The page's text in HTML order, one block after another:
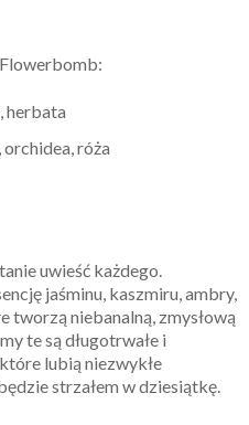
herbata
róża
uwieść każdego.
jaśminu, kaszmiru, ambry,
tworzą niebanalną, zmysłową
te są długotrwałe i
lubią niezwykłe
strzałem w dziesiątkę.